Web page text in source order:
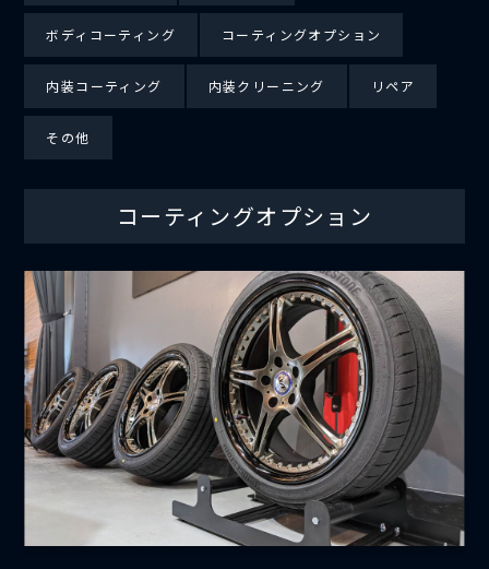
ボディコーティング コーティングオプション
内装コーティング 内装クリーニング リペア
その他
コーティングオプション